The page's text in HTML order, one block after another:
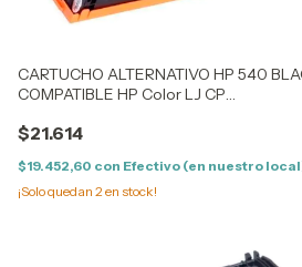
CARTUCHO ALTERNATIVO HP 540
COMPATIBLE HP Color LJ CP
1300/1312 - LPB 5050/8050 / 1411/12/13/
$21.614
$19.452,60 con Efectivo (en nuestro
¡Solo quedan 2 en stock!